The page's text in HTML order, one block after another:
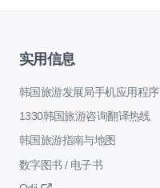
实用信息
韩国旅游发展局手机应用程序
1330韩国旅游咨询翻译热线
韩国旅游指南与地图
数字图书 / 电子书